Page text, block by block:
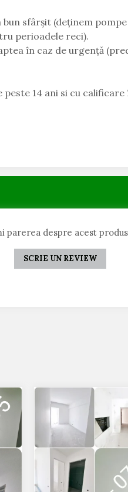
sfârșit (deținem
perioadele reci).
în caz de urgență
14 ani si cu
parerea despre acest
SCRIE UN REVIEW